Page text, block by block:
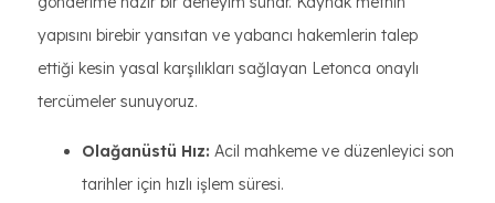
yapısını birebir yansıtan ve yabancı hakemlerin talep
ettiği kesin yasal karşılıkları sağlayan Letonca onaylı
tercümeler sunuyoruz.
Olağanüstü Hız: Acil mahkeme ve düzenleyici son
tarihler için hızlı işlem süresi.